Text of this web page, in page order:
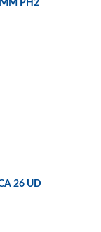
PH2
26 UD